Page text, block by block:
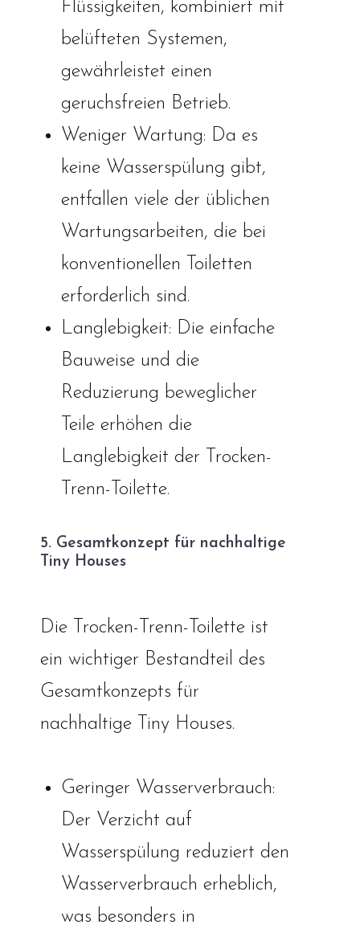
Flüssigkeiten, kombiniert mit
belüfteten Systemen,
gewährleistet einen
geruchsfreien Betrieb.
Weniger Wartung: Da es
keine Wasserspülung gibt,
entfallen viele der üblichen
Wartungsarbeiten, die bei
konventionellen Toiletten
erforderlich sind.
Langlebigkeit: Die einfache
Bauweise und die
Reduzierung beweglicher
Teile erhöhen die
Langlebigkeit der Trocken-
Trenn-Toilette.
5. Gesamtkonzept für nachhaltige
Tiny Houses
Die Trocken-Trenn-Toilette ist
ein wichtiger Bestandteil des
Gesamtkonzepts für
nachhaltige Tiny Houses.
Geringer Wasserverbrauch:
Der Verzicht auf
Wasserspülung reduziert den
Wasserverbrauch erheblich,
was besonders in